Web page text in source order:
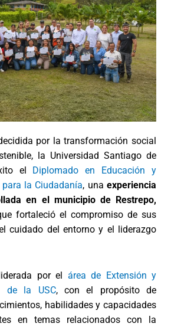
por la transformación social
la Universidad Santiago de
el Diplomado en Educación y
la Ciudadanía, unaexperiencia
en el municipio de Restrepo,
fortaleció el compromiso de sus
cuidado del entorno y el liderazgo
por el área de Extensión y
de la USC, con el propósito de
habilidades y capacidades
en temas relacionados con la